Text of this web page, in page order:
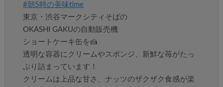
#朝5時の美味time
東京・渋谷マークシティそばの
OKASHI GAKUの自動販売機
ショートケーキ缶を🍰
透明な容器にクリームやスポンジ、新鮮な苺がたっ
ぷり詰まっています！
クリームは上品な甘さ、ナッツのザクザク食感が楽